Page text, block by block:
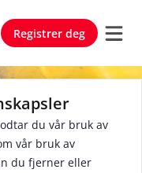
Registrer deg
du vår bruk av
vår bruk av
du fjerner eller